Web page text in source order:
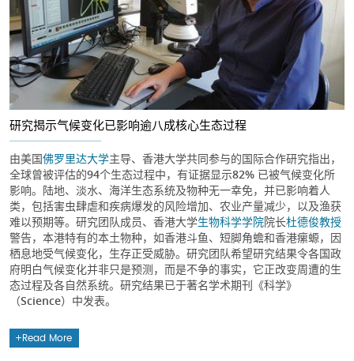
研究揭示气候变化已影响逾八成核心生态过程
由美国佛罗里达大学主导、香港大学共同参与的国际合作研究指出，
全球曾被评估的94个生态过程中，有证据显示82% 已被气候变化所
影响。陆地、淡水、海洋生态系统及物种无一幸免，并已影响着人
类，包括害虫肆虐和疾病爆发的风险增加、农业产量减少，以及渔获
难以预期等。研究团队成员、香港大学生物科学学院院长杜德俊教授
警告，本港特有的本土物种，如香港斗鱼、短脚角蟾和香港瘰螈，因
栖息地受气候变化，生存正受威胁。研究团队希望研究结果令各国政
府明白气候变化并非只是预测，而是不争的事实，它正改变周遭的生
态过程及各自然系统。研究结果已于著名学术期刊《科学》
（Science）中发表。
Read More